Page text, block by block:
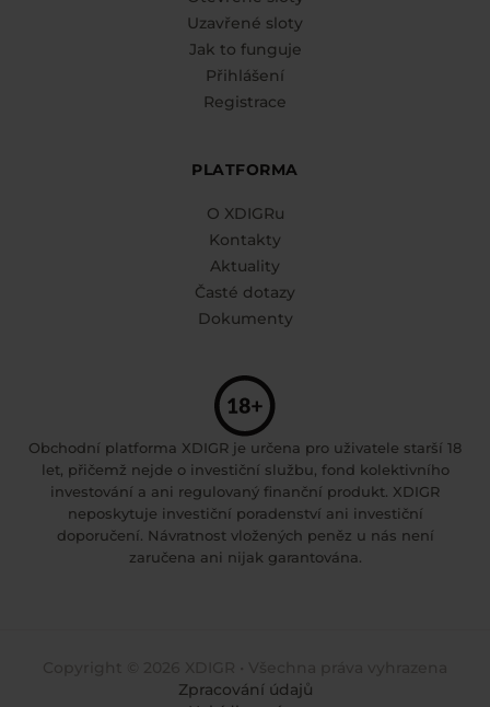
Uzavřené sloty
Jak to funguje
Přihlášení
Registrace
PLATFORMA
O XDIGRu
Kontakty
Aktuality
Časté dotazy
Dokumenty
Obchodní platforma XDIGR je určena pro uživatele starší 18
let, přičemž nejde o investiční službu, fond kolektivního
investování a ani regulovaný finanční produkt. XDIGR
neposkytuje investiční poradenství ani investiční
doporučení. Návratnost vložených peněz u nás není
zaručena ani nijak garantována.
Zpracování údajů